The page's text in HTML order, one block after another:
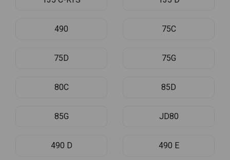
490 75C
75D 75G
80C 85D
85G JD80
490 D 490 E